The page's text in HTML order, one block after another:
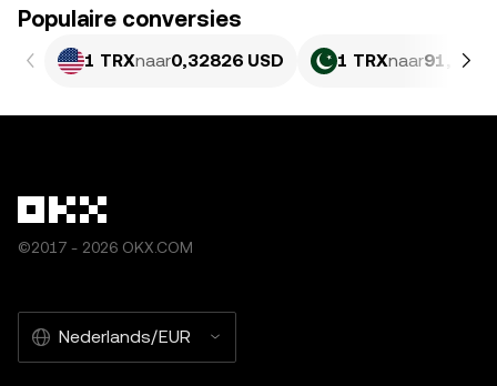
Populaire conversies
1 TRXnaar0,32826 USD 1 TRXnaar91,17
©2017 - 2026 OKX.COM
Nederlands/EUR